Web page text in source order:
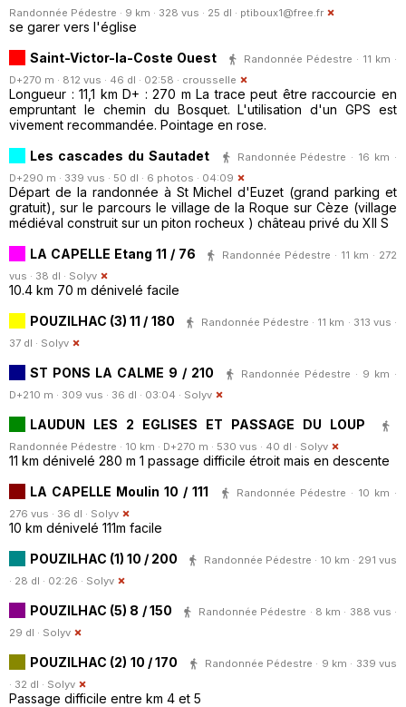
Randonnée Pédestre · 9 km · 328 vus · 25 dl · ptiboux1@free.fr
se garer vers l'église
Saint-Victor-la-Coste Ouest
Randonnée Pédestre · 11 km ·
D+270 m · 812 vus · 46 dl · 02:58 · crousselle
Longueur : 11,1 km D+ : 270 m La trace peut être raccourcie en
empruntant le chemin du Bosquet. L'utilisation d'un GPS est
vivement recommandée. Pointage en rose.
Les cascades du Sautadet
Randonnée Pédestre · 16 km ·
D+290 m · 339 vus · 50 dl · 6 photos · 04:09
Départ de la randonnée à St Michel d'Euzet (grand parking et
gratuit), sur le parcours le village de la Roque sur Cèze (village
médiéval construit sur un piton rocheux ) château privé du XII S
LA CAPELLE Etang 11 / 76
Randonnée Pédestre · 11 km · 272
vus · 38 dl · Solyv
10.4 km 70 m dénivelé facile
POUZILHAC (3) 11 / 180
Randonnée Pédestre · 11 km · 313 vus ·
37 dl · Solyv
ST PONS LA CALME 9 / 210
Randonnée Pédestre · 9 km ·
D+210 m · 309 vus · 36 dl · 03:04 · Solyv
LAUDUN LES 2 EGLISES ET PASSAGE DU LOUP
Randonnée Pédestre · 10 km · D+270 m · 530 vus · 40 dl · Solyv
11 km dénivelé 280 m 1 passage difficile étroit mais en descente
LA CAPELLE Moulin 10 / 111
Randonnée Pédestre · 10 km ·
276 vus · 36 dl · Solyv
10 km dénivelé 111m facile
POUZILHAC (1) 10 / 200
Randonnée Pédestre · 10 km · 291 vus
· 28 dl · 02:26 · Solyv
POUZILHAC (5) 8 / 150
Randonnée Pédestre · 8 km · 388 vus ·
29 dl · Solyv
POUZILHAC (2) 10 / 170
Randonnée Pédestre · 9 km · 339 vus
· 32 dl · Solyv
Passage difficile entre km 4 et 5